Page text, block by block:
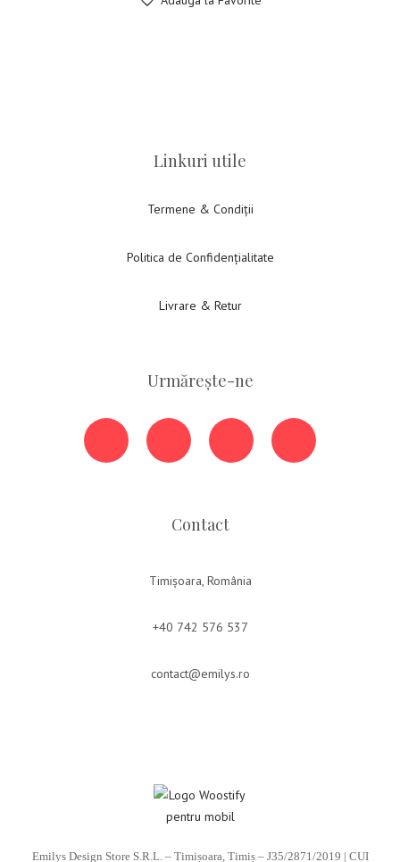
Linkuri utile
Termene & Condiții
Politica de Confidențialitate
Livrare & Retur
Urmărește-ne
Contact
Timișoara, România
+40 742 576 537
contact@emilys.ro
Emilys Design Store S.R.L. – Timișoara, Timiș – J35/2871/2019 | CUI